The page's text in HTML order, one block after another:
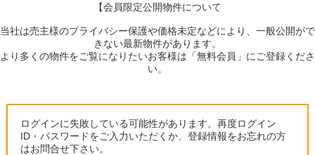
【会員限定公開物件について
当社は売主様のプライバシー保護や価格未定などにより、一般公開がで
きない最新物件があります。
より多くの物件をご覧になりたいお客様は「無料会員」にご登録くださ
い。
ログインに失敗している可能性があります。再度ログイン
ID・パスワードをご入力いただくか、登録情報をお忘れの方
はお問合せ下さい。